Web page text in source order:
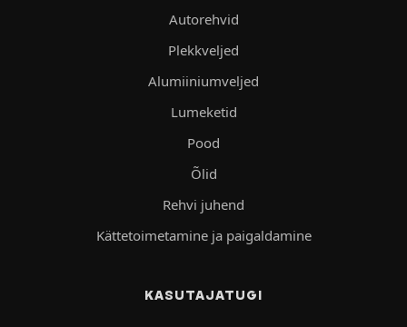
Autorehvid
Plekkveljed
Alumiiniumveljed
Lumeketid
Pood
Õlid
Rehvi juhend
Kättetoimetamine ja paigaldamine
KASUTAJATUGI